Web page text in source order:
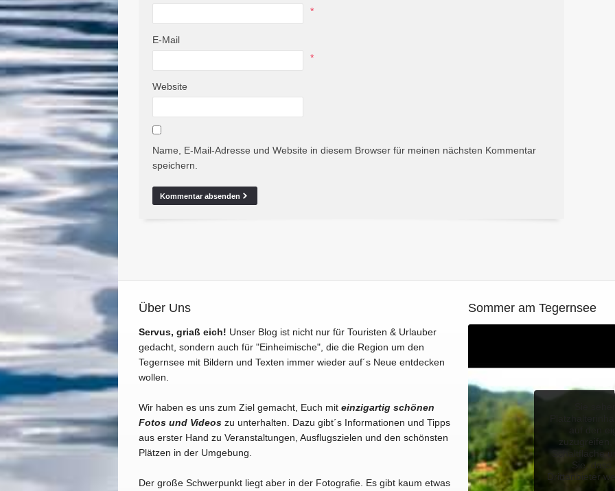
*
E-Mail
*
Website
Name, E-Mail-Adresse und Website in diesem Browser für meinen nächsten Kommentar
speichern.
Über Uns
Servus, griaß eich! Unser Blog ist nicht nur für Touristen & Urlauber
gedacht, sondern auch für "Einheimische", die die Region um den
Tegernsee mit Bildern und Texten immer wieder auf´s Neue entdecken
wollen.
Wir haben es uns zum Ziel gemacht, Euch mit einzigartig schönen
Fotos und Videos zu unterhalten. Dazu gibt´s Informationen und Tipps
aus erster Hand zu Veranstaltungen, Ausflugszielen und den schönsten
Plätzen in der Umgebung.
Der große Schwerpunkt liegt aber in der Fotografie. Es gibt kaum etwas
Sommer am Tegernsee
Schaltfläche
Sie,
Drittanbieter